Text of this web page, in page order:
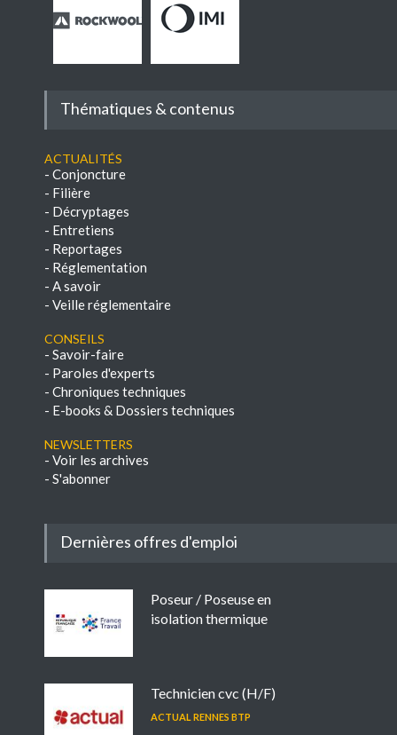
Thématiques & contenus
Actualités
- Conjoncture
- Filière
- Décryptages
- Entretiens
- Reportages
- Réglementation
- A savoir
- Veille réglementaire
Conseils
- Savoir-faire
- Paroles d'experts
- Chroniques techniques
- E-books & Dossiers techniques
NEWSLETTERS
- Voir les archives
- S'abonner
Dernières offres d'emploi
Poseur / Poseuse en
isolation thermique
Technicien cvc (H/F)
ACTUAL RENNES BTP